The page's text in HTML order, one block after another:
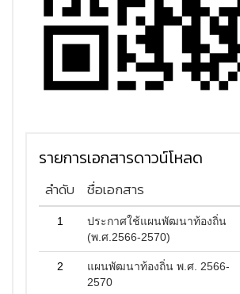
รายการเอกสารดาวน์โหลด
ลำดับ ชื่อเอกสาร
1
ประกาศใช้แผนพัฒนาท้องถิ่น
(พ.ศ.2566-2570)
2
แผนพัฒนาท้องถิ่น พ.ศ. 2566-
2570